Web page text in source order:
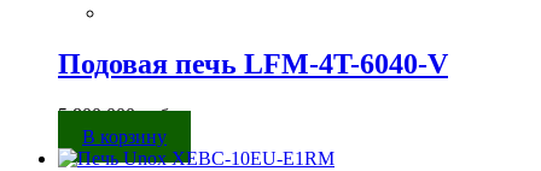
Подовая печь LFM-4T-6040-V
5 800 000руб.
В корзину